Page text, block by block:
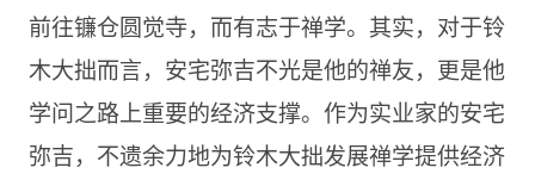
前往镰仓圆觉寺，而有志于禅学。其实，对于铃
木大拙而言，安宅弥吉不光是他的禅友，更是他
学问之路上重要的经济支撑。作为实业家的安宅
弥吉，不遗余力地为铃木大拙发展禅学提供经济